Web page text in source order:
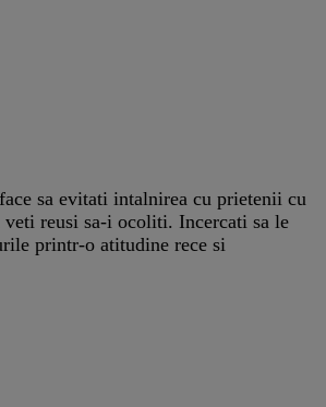
sa evitati intalnirea cu prietenii cu
veti reusi sa-i ocoliti. Incercati sa le
printr-o atitudine rece si